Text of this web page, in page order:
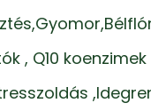
, Q10 koenzimek